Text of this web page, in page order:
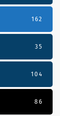
162
35
104
86